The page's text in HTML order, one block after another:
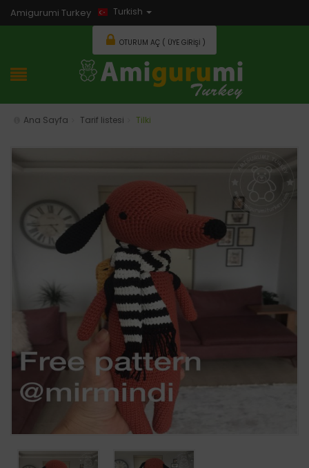
Amigurumi Turkey Turkish
OTURUM AÇ ( ÜYE GIRIŞI )
Ana Sayfa Tarif listesi Tilki